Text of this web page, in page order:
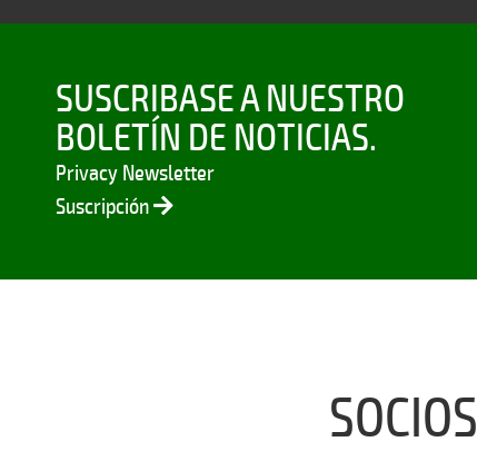
SUSCRIBASE A NUESTRO
BOLETÍN DE NOTICIAS.
Privacy Newsletter
Suscripción
SOCIOS